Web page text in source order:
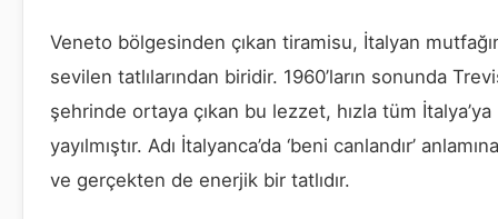
Veneto bölgesinden çıkan tiramisu, İtalyan
sevilen tatlılarından biridir. 1960’ların sonunda
şehrinde ortaya çıkan bu lezzet, hızla tüm İtalya’ya
yayılmıştır. Adı İtalyanca’da ‘beni canlandır’
ve gerçekten de enerjik bir tatlıdır.